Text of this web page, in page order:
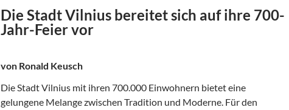
Die Stadt Vilnius bereitet sich auf ihre 700-
Jahr-Feier vor
von Ronald Keusch
Die Stadt Vilnius mit ihren 700.000 Einwohnern bietet eine
gelungene Melange zwischen Tradition und Moderne. Für den